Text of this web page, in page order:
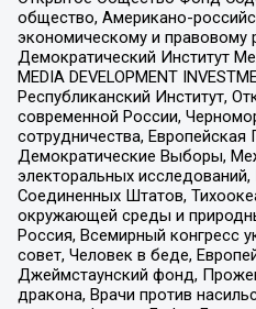
общество, Американо-
экономическому и правовому
Демократический Институт
MEDIA DEVELOPMENT
Республиканский Институт,
современной России,
сотрудничества,
Демократические Выборы,
электоральных
Соединенных Штатов,
окружающей среды и
Россия, Всемирный конгресс
совет, Человек в беде,
Джеймстаунский фонд,
дракона, Врачи против